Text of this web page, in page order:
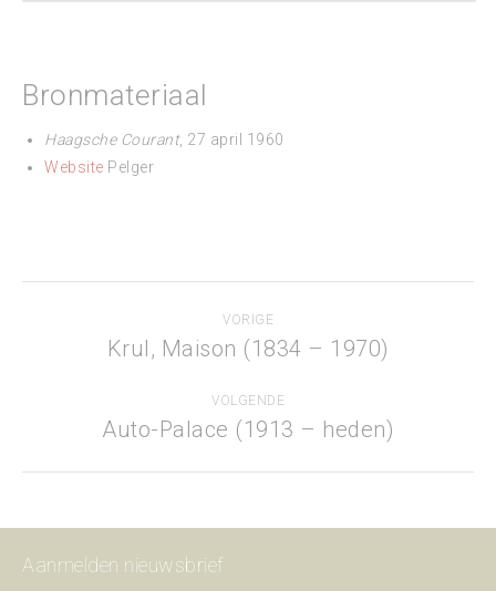
Bronmateriaal
Haagsche Courant, 27 april 1960
Website Pelger
navigation
VORIGE
Previous
Krul, Maison (1834 – 1970)
VOLGENDE
Next
Auto-Palace (1913 – heden)
Aanmelden nieuwsbrief